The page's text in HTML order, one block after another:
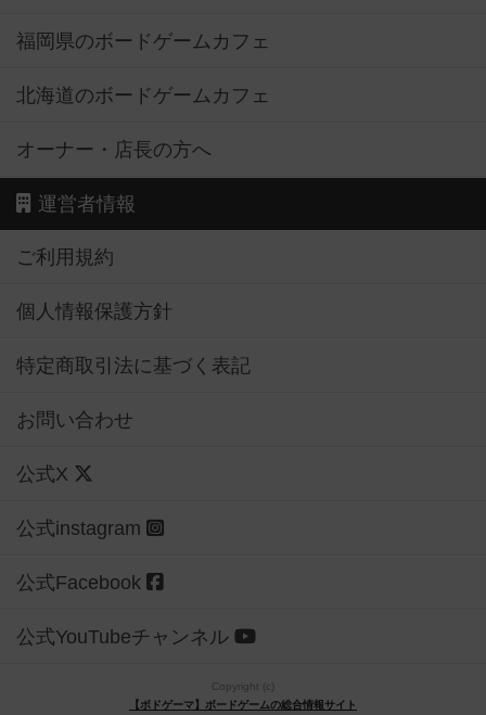
福岡県のボードゲームカフェ
北海道のボードゲームカフェ
オーナー・店長の方へ
運営者情報
ご利用規約
個人情報保護方針
特定商取引法に基づく表記
お問い合わせ
公式X
公式instagram
公式Facebook
公式YouTubeチャンネル
Copyright (c)
【ボドゲーマ】ボードゲームの総合情報サイト